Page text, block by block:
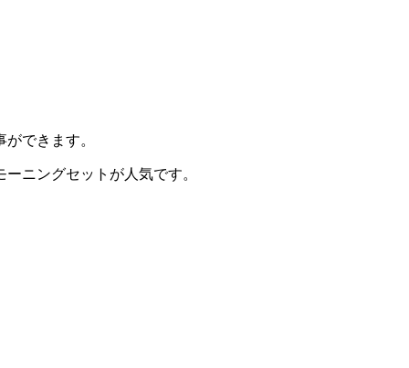
できます。
ニングセットが人気です。